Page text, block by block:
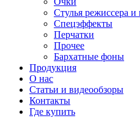
Стулья режиссера и
Спецэффекты
Перчатки
Прочее
Бархатные фоны
Продукция
О нас
Статьи и видеообзоры
Контакты
Где купить